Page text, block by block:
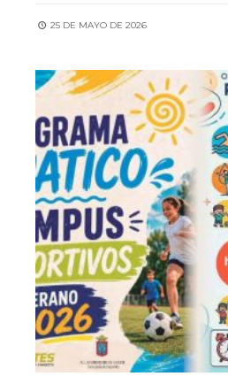
25 DE MAYO DE 2026